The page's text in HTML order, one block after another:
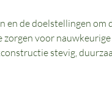
en de doelstellingen om
zorgen voor nauwkeurige
stevig,